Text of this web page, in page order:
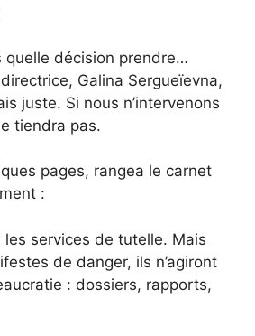
décision prendre…
Galina Sergueïevna,
juste. Si nous n’intervenons
tiendra pas.
pages, rangea le carnet
:
services de tutelle. Mais
de danger, ils n’agiront
: dossiers, rapports,